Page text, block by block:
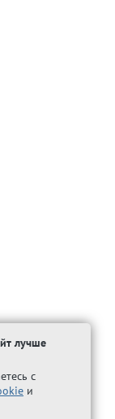
лучше
с
и